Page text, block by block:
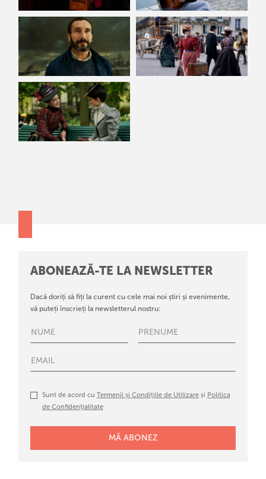
ABONEAZĂ-TE LA NEWSLETTER
Dacă doriți să fiți la curent cu cele mai noi știri și evenimente,
vă puteți înscrieți la newsletterul nostru:
Sunt de acord cu Termenii și Condițiile de Utilizareși Politica
de Confidențialitate